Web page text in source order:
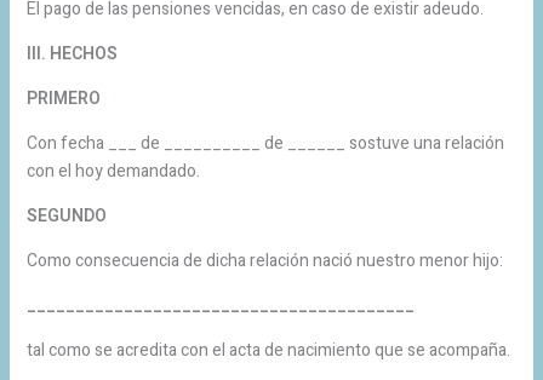
El pago de las pensiones vencidas, en caso de existir adeudo.
III. HECHOS
PRIMERO
Con fecha ___ de __________ de ______ sostuve una relación
con el hoy demandado.
SEGUNDO
Como consecuencia de dicha relación nació nuestro menor hijo:
________________________________________
tal como se acredita con el acta de nacimiento que se acompaña.